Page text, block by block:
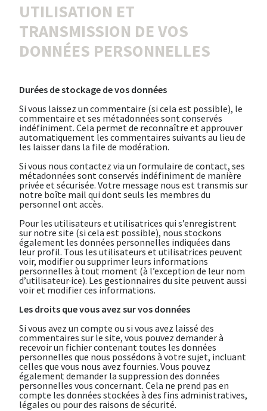
UTILISATION ET
TRANSMISSION DE VOS
DONNÉES PERSONNELLES
Durées de stockage de vos données
Si vous laissez un commentaire (si cela est possible), le
commentaire et ses métadonnées sont conservés
indéfiniment. Cela permet de reconnaître et approuver
automatiquement les commentaires suivants au lieu de
les laisser dans la file de modération.
Si vous nous contactez via un formulaire de contact, ses
métadonnées sont conservés indéfiniment de manière
privée et sécurisée. Votre message nous est transmis sur
notre boîte mail qui dont seuls les membres du
personnel ont accès.
Pour les utilisateurs et utilisatrices qui s’enregistrent
sur notre site (si cela est possible), nous stockons
également les données personnelles indiquées dans
leur profil. Tous les utilisateurs et utilisatrices peuvent
voir, modifier ou supprimer leurs informations
personnelles à tout moment (à l’exception de leur nom
d’utilisateur·ice). Les gestionnaires du site peuvent aussi
voir et modifier ces informations.
Les droits que vous avez sur vos données
Si vous avez un compte ou si vous avez laissé des
commentaires sur le site, vous pouvez demander à
recevoir un fichier contenant toutes les données
personnelles que nous possédons à votre sujet, incluant
celles que vous nous avez fournies. Vous pouvez
également demander la suppression des données
personnelles vous concernant. Cela ne prend pas en
compte les données stockées à des fins administratives,
légales ou pour des raisons de sécurité.